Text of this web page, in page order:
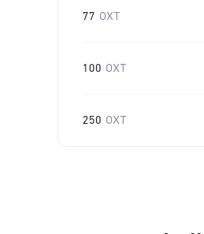
77 OXT
100 OXT
250 OXT